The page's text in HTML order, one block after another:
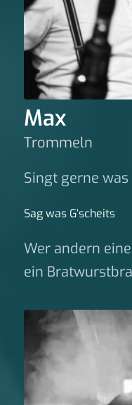
Max
Trommeln
Singt gerne was
Sag was G‘scheits
Wer andern
ein